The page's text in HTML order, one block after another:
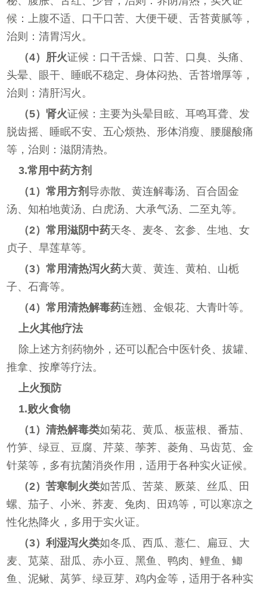
候：上腹不适、口干口苦、大便干硬、舌苔黄腻等，
治则：清胃泻火。
（4）肝火证候：口干舌燥、口苦、口臭、头痛、
头晕、眼干、睡眠不稳定、身体闷热、舌苔增厚等，
治则：清肝泻火。
（5）肾火证候：主要为头晕目眩、耳鸣耳聋、发
脱齿摇、睡眠不安、五心烦热、形体消瘦、腰腿酸痛
等，治则：滋阴清热。
3.常用中药方剂
（1）常用方剂导赤散、黄连解毒汤、百合固金
汤、知柏地黄汤、白虎汤、大承气汤、二至丸等。
（2）常用滋阴中药天冬、麦冬、玄参、生地、女
贞子、旱莲草等。
（3）常用清热泻火药大黄、黄连、黄柏、山栀
子、石膏等。
（4）常用清热解毒药连翘、金银花、大青叶等。
上火其他疗法
除上述方剂药物外，还可以配合中医针灸、拔罐、
推拿、按摩等疗法。
上火预防
1.败火食物
（1）清热解毒类如菊花、黄瓜、板蓝根、番茄、
竹笋、绿豆、豆腐、芹菜、荸荠、菱角、马齿苋、金
针菜等，多有抗菌消炎作用，适用于各种实火证候。
（2）苦寒制火类如苦瓜、苦菜、厥菜、丝瓜、田
螺、茄子、小米、荞麦、兔肉、田鸡等，可以寒凉之
性化热降火，多用于实火证。
（3）利湿泻火类如冬瓜、西瓜、薏仁、扁豆、大
麦、苋菜、甜瓜、赤小豆、黑鱼、鸭肉、鲤鱼、鲫
鱼、泥鳅、莴笋、绿豆芽、鸡内金等，适用于各种实